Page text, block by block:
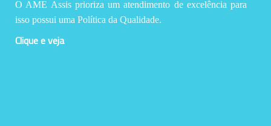
O AME Assis prioriza um atendimento de excelência para
isso possui uma Política da Qualidade.
Clique e veja